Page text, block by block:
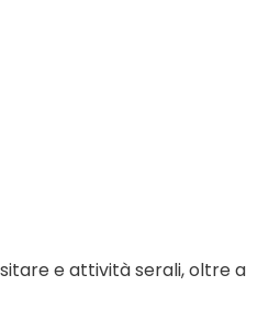
e attività serali, oltre a